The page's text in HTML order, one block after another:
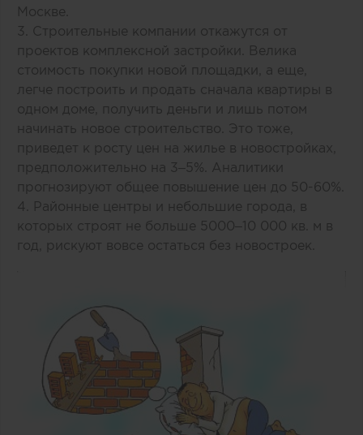
Москве.
3. Строительные компании откажутся от
проектов комплексной застройки. Велика
стоимость покупки новой площадки, а еще,
легче построить и продать сначала квартиры в
одном доме, получить деньги и лишь потом
начинать новое строительство. Это тоже,
приведет к росту цен на жилье в новостройках,
предположительно на 3–5%. Аналитики
прогнозируют общее повышение цен до 50-60%.
4. Районные центры и небольшие города, в
которых строят не больше 5000–10 000 кв. м в
год, рискуют вовсе остаться без новостроек.